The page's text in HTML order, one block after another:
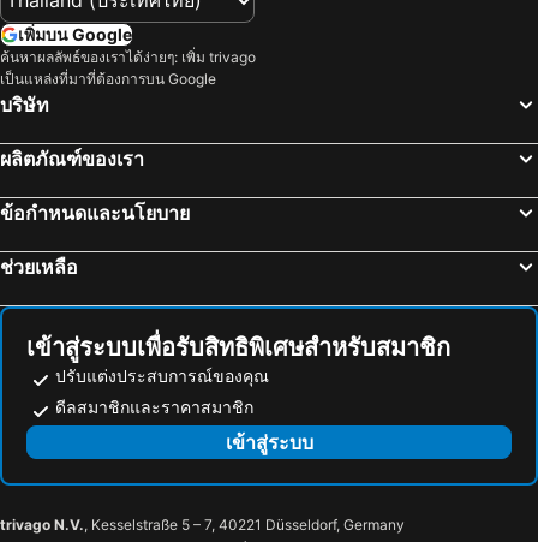
The Home Hotel
Twin Towers Hotel
ฟูรามา สีลม กรุงเทพ
Ibis Bangkok Riverside
Ramada Plaza by Wyndham Bangkok Menam Riverside
รามบุตรี วิลเลจ อินน์ แอนด์ พลาซ่า
Mercure Bangkok Surawong
@Nares Hotel
Simply Sleep Hostel
โรงแรม แบงค็อกแมริออท เดอะ สุรวงศ์
ลา เรซิดองส์ บางกอก
โรงแรมแอมเบอร์ บูทีก สีลม
Chocolate box mint
Samyan Story Boutique Hotel
โรงแรมอัมรา กรุงเทพ
เยาวราช
สะพานข้ามแม่น้ำแคว
หาดเขาตะเกียบ
พัทยาเหนือ
สยามพารากอน
สยามสแควร์
แกลง
สวนนงนุช
Cha-am Beach
สถานีรถไฟหัวลำโพง
บีทีเอส พร้อมพงษ์
บีทีเอส อารีย์
บีทีเอส พญาไท
เพิ่มบน Google
ค้นหาผลลัพธ์ของเราได้ง่ายๆ: เพิ่ม trivago
เป็นแหล่งที่มาที่ต้องการบน Google
บริษัท
ผลิตภัณฑ์ของเรา
ข้อกำหนดและนโยบาย
ช่วยเหลือ
เข้าสู่ระบบเพื่อรับสิทธิพิเศษสำหรับสมาชิก
ปรับแต่งประสบการณ์ของคุณ
ดีลสมาชิกและราคาสมาชิก
เข้าสู่ระบบ
trivago N.V., Kesselstraße 5 – 7, 40221 Düsseldorf, Germany